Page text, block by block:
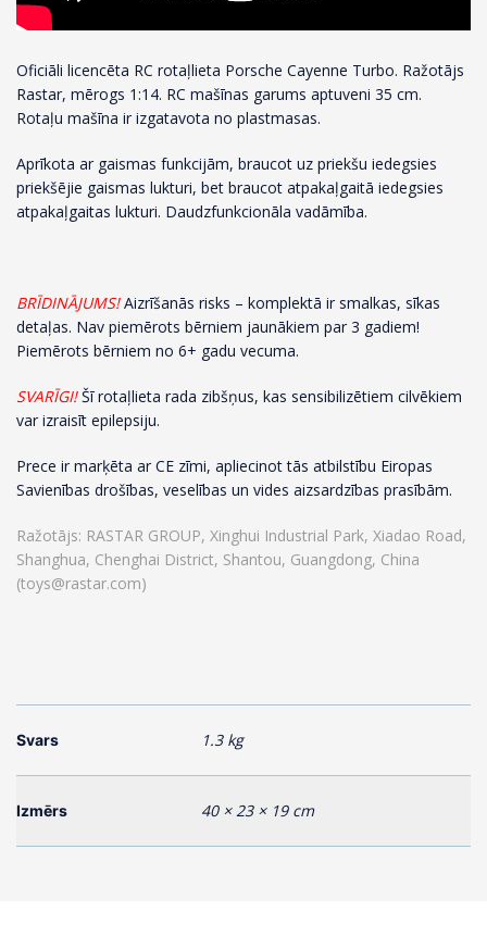
Oficiāli licencēta RC rotaļlieta Porsche Cayenne Turbo. Ražotājs
Rastar, mērogs 1:14. RC mašīnas garums aptuveni 35 cm.
Rotaļu mašīna ir izgatavota no plastmasas.
Aprīkota ar gaismas funkcijām, braucot uz priekšu iedegsies
priekšējie gaismas lukturi, bet braucot atpakaļgaitā iedegsies
atpakaļgaitas lukturi. Daudzfunkcionāla vadāmība.
BRĪDINĀJUMS!Aizrīšanās risks – komplektā ir smalkas, sīkas
detaļas. Nav piemērots bērniem jaunākiem par 3 gadiem!
Piemērots bērniem no 6+ gadu vecuma.
SVARĪGI!Šī rotaļlieta rada zibšņus, kas sensibilizētiem cilvēkiem
var izraisīt epilepsiju.
Prece ir marķēta ar CE zīmi, apliecinot tās atbilstību Eiropas
Savienības drošības, veselības un vides aizsardzības prasībām.
Ražotājs: RASTAR GROUP, Xinghui Industrial Park, Xiadao Road,
Shanghua, Chenghai District, Shantou, Guangdong, China
(toys@rastar.com)
Svars 1.3 kg
Izmērs 40 × 23 × 19 cm